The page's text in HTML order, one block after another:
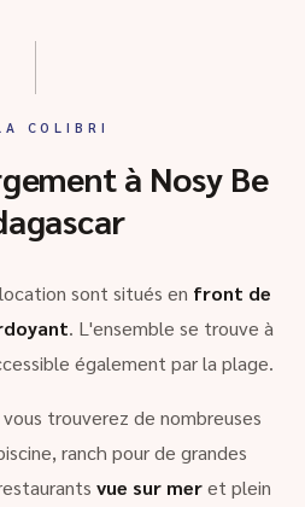
COLIBRI
à Nosy Be
sont situés en front de
. L'ensemble se trouve à
également par la plage.
trouverez de nombreuses
ranch pour de grandes
vue sur meret plein